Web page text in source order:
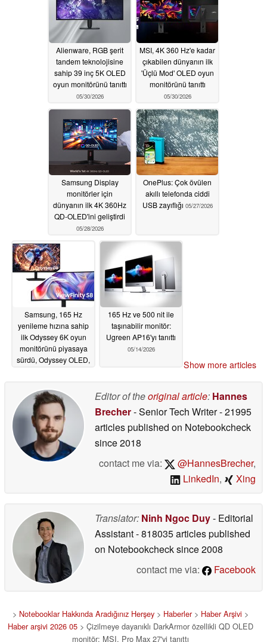
Alienware, RGB şerit
tandem teknolojisine
sahip 39 inç 5K OLED
oyun monitörünü tanıttı
05/30/2026
MSI, 4K 360 Hz'e kadar
çıkabilen dünyanın ilk
'Üçlü Mod' OLED oyun
monitörünü tanıttı
05/30/2026
Samsung Display
monitörler için
dünyanın ilk 4K 360Hz
QD-OLED'ini geliştirdi
05/28/2026
OnePlus: Çok övülen
akıllı telefonda ciddi
USB zayıflığı 05/27/2026
Samsung, 165 Hz
yenileme hızına sahip
ilk Odyssey 6K oyun
monitörünü piyasaya
sürdü, Odyssey OLED,
güncelledi05/20/2026
165 Hz ve 500 nit ile
taşınabilir monitör:
Ugreen AP16'yı tanıttı
05/14/2026
Show more articles
Editor of theoriginal article: Hannes
Brecher- Senior Tech Writer- 21995
articles published on Notebookcheck
since 2018
contact me via:
@HannesBrecher,
LinkedIn, Xing
Translator: Ninh Ngoc Duy- Editorial
Assistant- 818035 articles published
on Notebookchecksince 2008
contact me via:
Facebook
> Notebooklar Hakkında Aradığınız Herşey > Haberler> Haber Arşivi >
Haber arşivi 2026 05 > Çizilmeye dayanıklı DarkArmor özellikli QD OLED
monitör: MSI, Pro Max 27'yi tanıttı